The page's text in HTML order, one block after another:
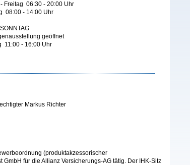
- Freitag 06:30 - 20:00 Uhr
08:00 - 14:00 Uhr
geöffnet
11:00 - 16:00 Uhr
Markus Richter
(produktakzessorischer
für die Allianz Versicherungs-AG tätig. Der IHK-Sitz